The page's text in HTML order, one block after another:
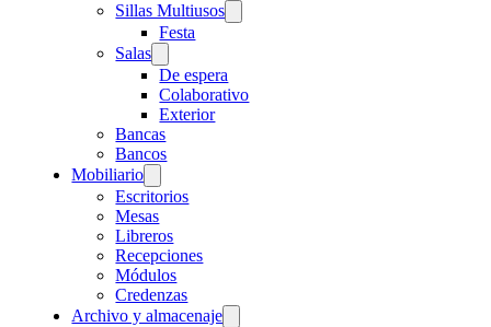
Sillas Multiusos
Festa
Salas
De espera
Colaborativo
Exterior
Bancas
Bancos
Mobiliario
Escritorios
Mesas
Libreros
Recepciones
Módulos
Credenzas
Archivo y almacenaje